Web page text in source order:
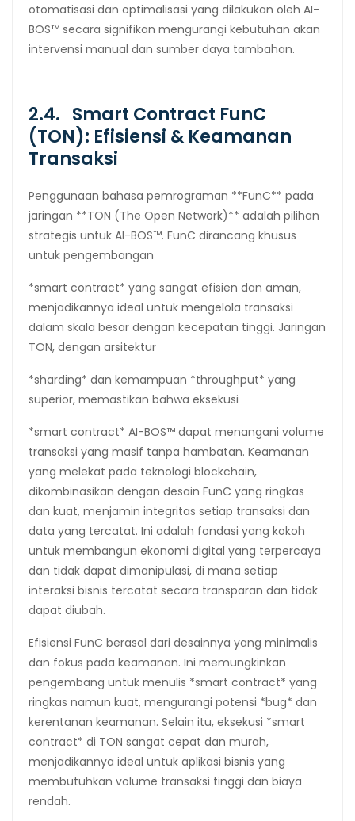
otomatisasi dan optimalisasi yang dilakukan oleh AI-
BOS™ secara signifikan mengurangi kebutuhan akan
intervensi manual dan sumber daya tambahan.
2.4. Smart Contract FunC
(TON): Efisiensi & Keamanan
Transaksi
Penggunaan bahasa pemrograman **FunC** pada
jaringan **TON (The Open Network)** adalah pilihan
strategis untuk AI-BOS™. FunC dirancang khusus
untuk pengembangan
*smart contract* yang sangat efisien dan aman,
menjadikannya ideal untuk mengelola transaksi
dalam skala besar dengan kecepatan tinggi. Jaringan
TON, dengan arsitektur
*sharding* dan kemampuan *throughput* yang
superior, memastikan bahwa eksekusi
*smart contract* AI-BOS™ dapat menangani volume
transaksi yang masif tanpa hambatan. Keamanan
yang melekat pada teknologi blockchain,
dikombinasikan dengan desain FunC yang ringkas
dan kuat, menjamin integritas setiap transaksi dan
data yang tercatat. Ini adalah fondasi yang kokoh
untuk membangun ekonomi digital yang terpercaya
dan tidak dapat dimanipulasi, di mana setiap
interaksi bisnis tercatat secara transparan dan tidak
dapat diubah.
Efisiensi FunC berasal dari desainnya yang minimalis
dan fokus pada keamanan. Ini memungkinkan
pengembang untuk menulis *smart contract* yang
ringkas namun kuat, mengurangi potensi *bug* dan
kerentanan keamanan. Selain itu, eksekusi *smart
contract* di TON sangat cepat dan murah,
menjadikannya ideal untuk aplikasi bisnis yang
membutuhkan volume transaksi tinggi dan biaya
rendah.